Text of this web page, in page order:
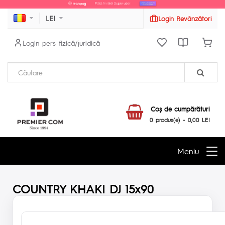
LEI Login Revânzători
Login pers fizică/juridică
Coş de cumpărături
0 produs(e) - 0,00 LEI
Meniu
COUNTRY KHAKI DJ 15x90